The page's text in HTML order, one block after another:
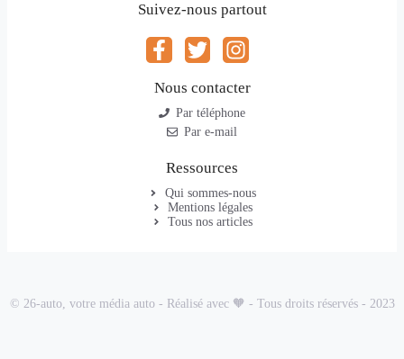
Suivez-nous partout
Nous contacter
Par téléphone
Par e-mail
Ressources
Qui sommes-nous
Mentions légales
Tous nos articles
© 26-auto, votre média auto - Réalisé avec 🧡 - Tous droits réservés - 2023